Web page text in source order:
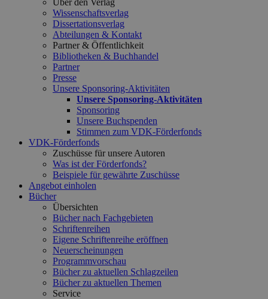
Über den Verlag
Wissenschaftsverlag
Dissertationsverlag
Abteilungen & Kontakt
Partner & Öffentlichkeit
Bibliotheken & Buchhandel
Partner
Presse
Unsere Sponsoring-Aktivitäten
Unsere Sponsoring-Aktivitäten
Sponsoring
Unsere Buchspenden
Stimmen zum VDK-Förderfonds
VDK-Förderfonds
Zuschüsse für unsere Autoren
Was ist der Förderfonds?
Beispiele für gewährte Zuschüsse
Angebot einholen
Bücher
Übersichten
Bücher nach Fachgebieten
Schriftenreihen
Eigene Schriftenreihe eröffnen
Neuerscheinungen
Programmvorschau
Bücher zu aktuellen Schlagzeilen
Bücher zu aktuellen Themen
Service